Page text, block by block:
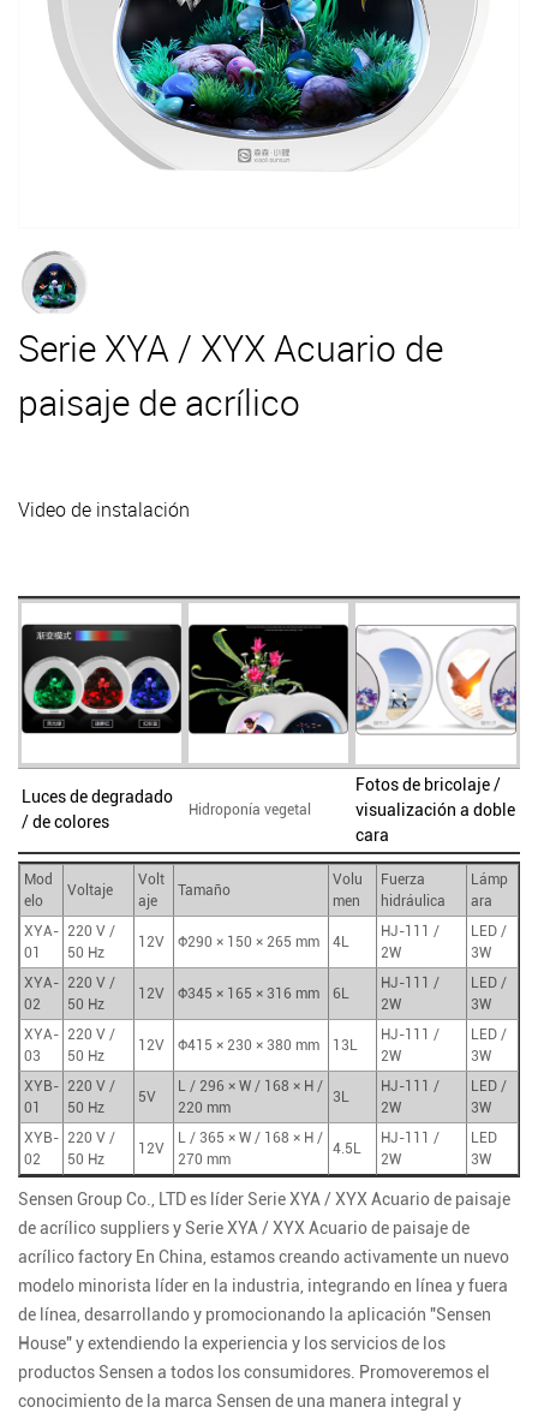
Serie XYA / XYX Acuario de
paisaje de acrílico
Video de instalación
Luces de degradado
/ de colores
Hidroponía vegetal
Fotos de bricolaje /
visualización a doble
cara
Mod
elo
Voltaje
Volt
aje
Tamaño
Volu
men
Fuerza
hidráulica
Lámp
ara
XYA-
01
220 V /
50 Hz
12V Φ290 × 150 × 265 mm 4L
HJ-111 /
2W
LED /
3W
XYA-
02
220 V /
50 Hz
12V Φ345 × 165 × 316 mm 6L
HJ-111 /
2W
LED /
3W
XYA-
03
220 V /
50 Hz
12V Φ415 × 230 × 380 mm 13L
HJ-111 /
2W
LED /
3W
XYB-
01
220 V /
50 Hz
5V
L / 296 × W / 168 × H /
220 mm
3L
HJ-111 /
2W
LED /
3W
XYB-
02
220 V /
50 Hz
12V
L / 365 × W / 168 × H /
270 mm
4.5L
HJ-111 /
2W
LED
3W
Sensen Group Co., LTD es líder Serie XYA / XYX Acuario de paisaje
de acrílico suppliersy Serie XYA / XYX Acuario de paisaje de
acrílico factory En China, estamos creando activamente un nuevo
modelo minorista líder en la industria, integrando en línea y fuera
de línea, desarrollando y promocionando la aplicación "Sensen
House" y extendiendo la experiencia y los servicios de los
productos Sensen a todos los consumidores. Promoveremos el
conocimiento de la marca Sensen de una manera integral y